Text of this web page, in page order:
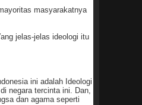
masyarakatnya
jelas-jelas ideologi itu
ini adalah Ideologi
negara tercinta ini. Dan,
dan agama seperti